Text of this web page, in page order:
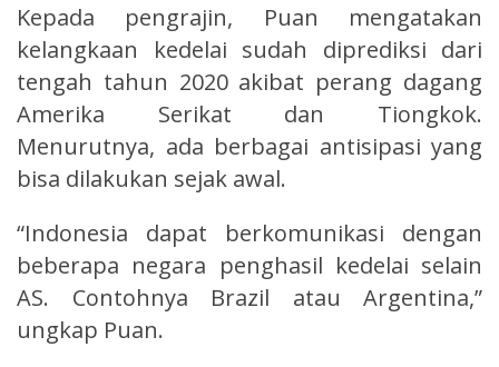
Kepada pengrajin, Puan mengatakan
kelangkaan kedelai sudah diprediksi dari
tengah tahun 2020 akibat perang dagang
Amerika Serikat dan Tiongkok.
Menurutnya, ada berbagai antisipasi yang
bisa dilakukan sejak awal.
“Indonesia dapat berkomunikasi dengan
beberapa negara penghasil kedelai selain
AS. Contohnya Brazil atau Argentina,”
ungkap Puan.